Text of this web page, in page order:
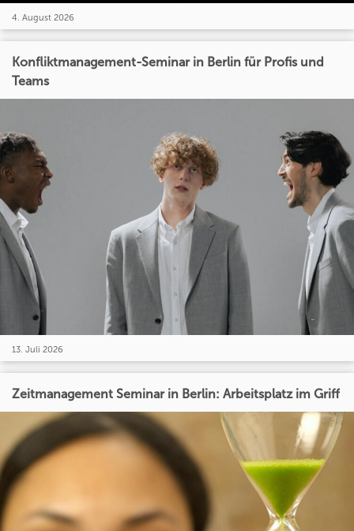
4. August 2026
Konfliktmanagement-Seminar in Berlin für Profis und
Teams
13. Juli 2026
Zeitmanagement Seminar in Berlin: Arbeitsplatz im Griff